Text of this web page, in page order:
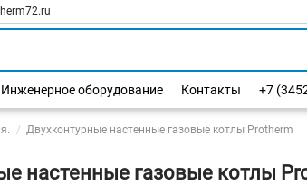
Инженерное оборудование Контакты +7
Двухконтурные настенные газовые котлы Protherm
настенные газовые котлы